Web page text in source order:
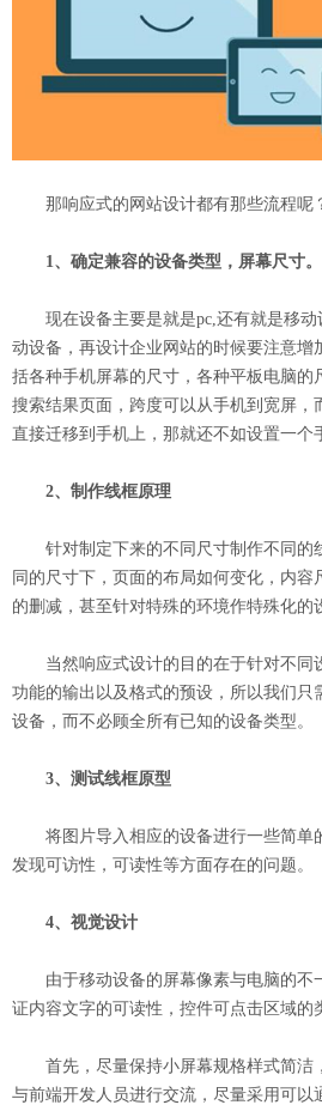
那响应式的网站设计都有那些流程呢
1、确定兼容的设备类型，屏幕尺寸。
现在设备主要是就是pc,还有就是移动
动设备，再设计企业网站的时候要注意增
括各种手机屏幕的尺寸，各种平板电脑的
搜索结果页面，跨度可以从手机到宽屏，
直接迁移到手机上，那就还不如设置一个
2、制作线框原理
针对制定下来的不同尺寸制作不同的
同的尺寸下，页面的布局如何变化，内容
的删减，甚至针对特殊的环境作特殊化的
当然响应式设计的目的在于针对不同
功能的输出以及格式的预设，所以我们只
设备，而不必顾全所有已知的设备类型。
3、测试线框原型
将图片导入相应的设备进行一些简单
发现可访性，可读性等方面存在的问题。
4、视觉设计
由于移动设备的屏幕像素与电脑的不
证内容文字的可读性，控件可点击区域的
首先，尽量保持小屏幕规格样式简洁
与前端开发人员进行交流，尽量采用可以